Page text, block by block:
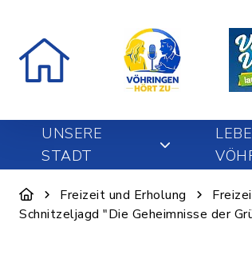
UNSERE
STADT
Freizeit und Erholung
Schnitzeljagd "Die Geheimnisse der